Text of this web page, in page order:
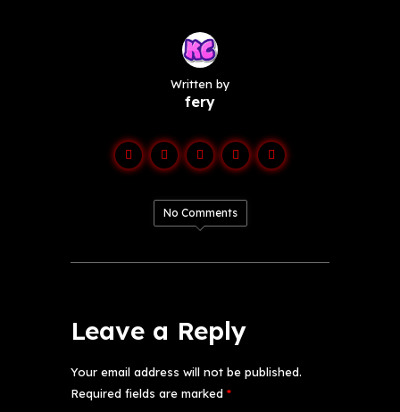
Written by
fery
No Comments
Leave a Reply
Your email address will not be published.
Required fields are marked *